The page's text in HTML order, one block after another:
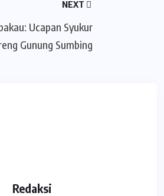
NEXT
Ucapan Syukur
Gunung Sumbing
Redaksi